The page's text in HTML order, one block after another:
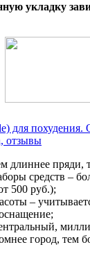
укладку
для похудения.
отзывы
длиннее пряди,
средств –
500 руб.);
–
город, тем